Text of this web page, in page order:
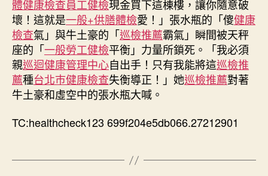
體健康檢查員工健檢現金買下這棟樓，讓你隨意破
壞！這就是一般+供膳體檢愛！」張水瓶的「傻健康
檢查氣」與牛土豪的「巡檢推薦霸氣」瞬間被天秤
座的「一般勞工健檢平衡」力量所鎖死。「我必須
親巡迴健康管理中心自出手！只有我能將這巡檢推
薦種台北巿健康檢查失衡導正！」她巡檢推薦對著
牛土豪和虛空中的張水瓶大喊。
TC:healthcheck123 699f204e5db066.27212901